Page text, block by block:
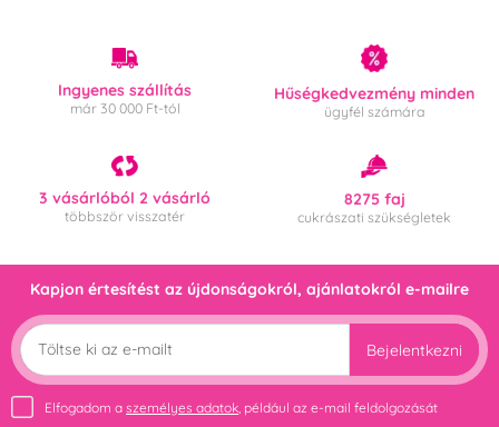
Ingyenes szállítás
már 30 000 Ft-tól
Hűségkedvezmény minden
ügyfél számára
3 vásárlóból 2 vásárló
többször visszatér
8275 faj
cukrászati szükségletek
Kapjon értesítést az újdonságokról, ajánlatokról e-mailre
Bejelentkezni
Elfogadom a személyes adatok, például az e-mail feldolgozását